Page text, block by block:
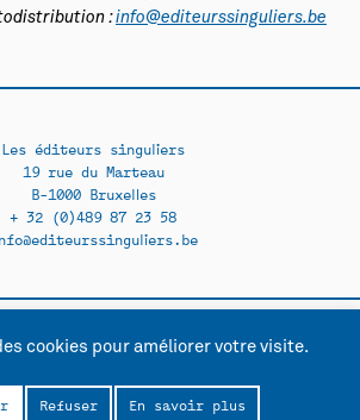
:info@editeurssinguliers.be
Les éditeurs singuliers
19 rue du Marteau
B-1000 Bruxelles
+ 32 (0)489 87 23 58
Instagram →
Politique de confidentialité
cookies pour améliorer votre visite.
Refuser En savoir plus